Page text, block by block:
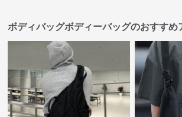
ボディバッグボディーバッグのおすすめ